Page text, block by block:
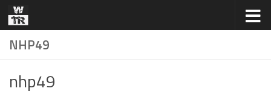
Zum Inhalt springen
NHP49
nhp49